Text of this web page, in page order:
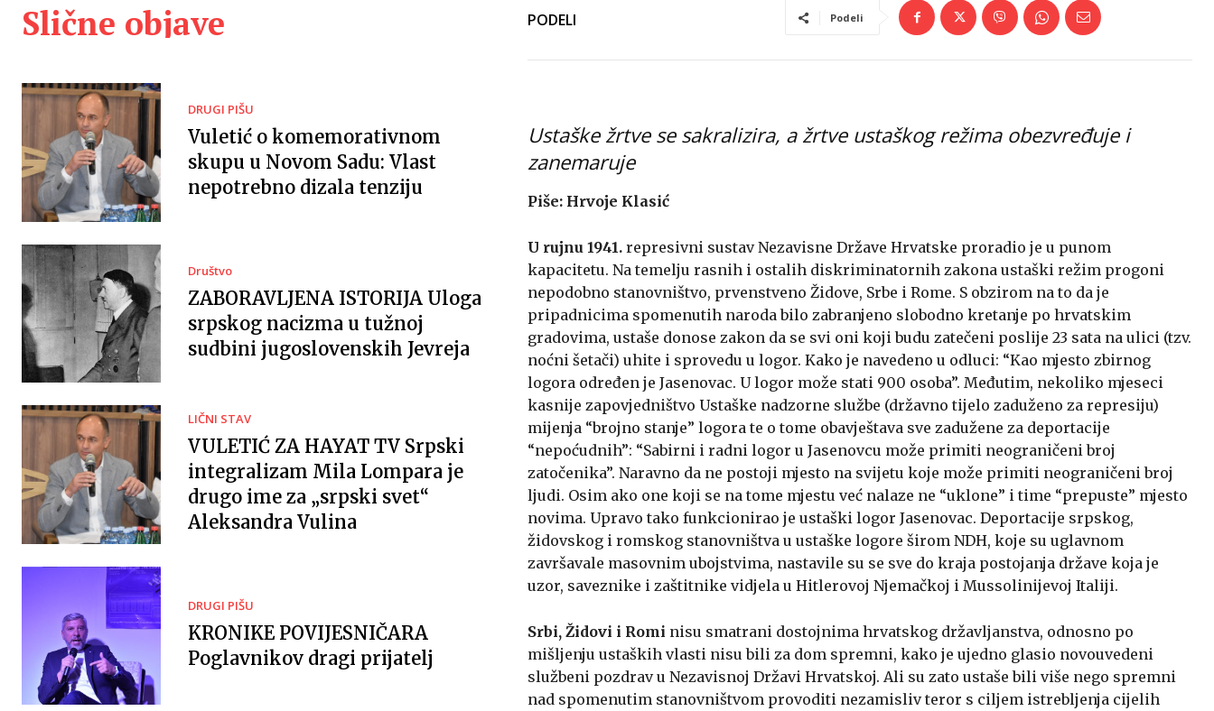
Slične objave
DRUGI PIŠU
Vuletić o komemorativnom
skupu u Novom Sadu: Vlast
nepotrebno dizala tenziju
Društvo
ZABORAVLJENA ISTORIJA Uloga
srpskog nacizma u tužnoj
sudbini jugoslovenskih Jevreja
LIČNI STAV
VULETIĆ ZA HAYAT TV Srpski
integralizam Mila Lompara je
drugo ime za „srpski svet“
Aleksandra Vulina
DRUGI PIŠU
KRONIKE POVIJESNIČARA
Poglavnikov dragi prijatelj
PODELI Podeli
Ustaške žrtve se sakralizira, a žrtve ustaškog režima obezvređuje i
zanemaruje
Piše: Hrvoje Klasić
U rujnu 1941. represivni sustav Nezavisne Države Hrvatske proradio je u punom
kapacitetu. Na temelju rasnih i ostalih diskriminatornih zakona ustaški režim progoni
nepodobno stanovništvo, prvenstveno Židove, Srbe i Rome. S obzirom na to da je
pripadnicima spomenutih naroda bilo zabranjeno slobodno kretanje po hrvatskim
gradovima, ustaše donose zakon da se svi oni koji budu zatečeni poslije 23 sata na ulici (tzv.
noćni šetači) uhite i sprovedu u logor. Kako je navedeno u odluci: “Kao mjesto zbirnog
logora određen je Jasenovac. U logor može stati 900 osoba”. Međutim, nekoliko mjeseci
kasnije zapovjedništvo Ustaške nadzorne službe (državno tijelo zaduženo za represiju)
mijenja “brojno stanje” logora te o tome obavještava sve zadužene za deportacije
“nepoćudnih”: “Sabirni i radni logor u Jasenovcu može primiti neograničeni broj
zatočenika”. Naravno da ne postoji mjesto na svijetu koje može primiti neograničeni broj
ljudi. Osim ako one koji se na tome mjestu već nalaze ne “uklone” i time “prepuste” mjesto
novima. Upravo tako funkcionirao je ustaški logor Jasenovac. Deportacije srpskog,
židovskog i romskog stanovništva u ustaške logore širom NDH, koje su uglavnom
završavale masovnim ubojstvima, nastavile su se sve do kraja postojanja države koja je
uzor, saveznike i zaštitnike vidjela u Hitlerovoj Njemačkoj i Mussolinijevoj Italiji.
Srbi, Židovi i Romi nisu smatrani dostojnima hrvatskog državljanstva, odnosno po
mišljenju ustaških vlasti nisu bili za dom spremni, kako je ujedno glasio novouvedeni
službeni pozdrav u Nezavisnoj Državi Hrvatskoj. Ali su zato ustaše bili više nego spremni
nad spomenutim stanovništvom provoditi nezamisliv teror s ciljem istrebljenja cijelih